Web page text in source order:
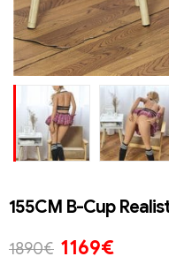
155CM B-Cup
1890€ 1169€